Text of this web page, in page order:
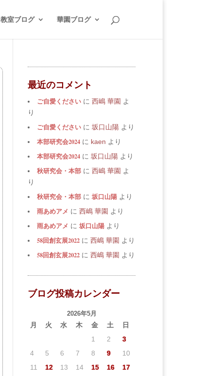
教室ブログ 華園ブログ
最近のコメント
ご自愛ください に 西嶋 華園 よ
り
ご自愛ください に 坂口山陽 より
本部研究会2024 に kaen より
本部研究会2024 に 坂口山陽 より
秋研究会・本部 に 西嶋 華園 よ
り
秋研究会・本部 に 坂口山陽 より
雨あめアメ に 西嶋 華園 より
雨あめアメ に 坂口山陽 より
58回創玄展2022 に 西嶋 華園 より
58回創玄展2022 に 西嶋 華園 より
ブログ投稿カレンダー
2026年5月
月 火 水 木 金 土
日
1
2
3
4
5 6 7 8 9
10
11
12 13 14 15 16
17